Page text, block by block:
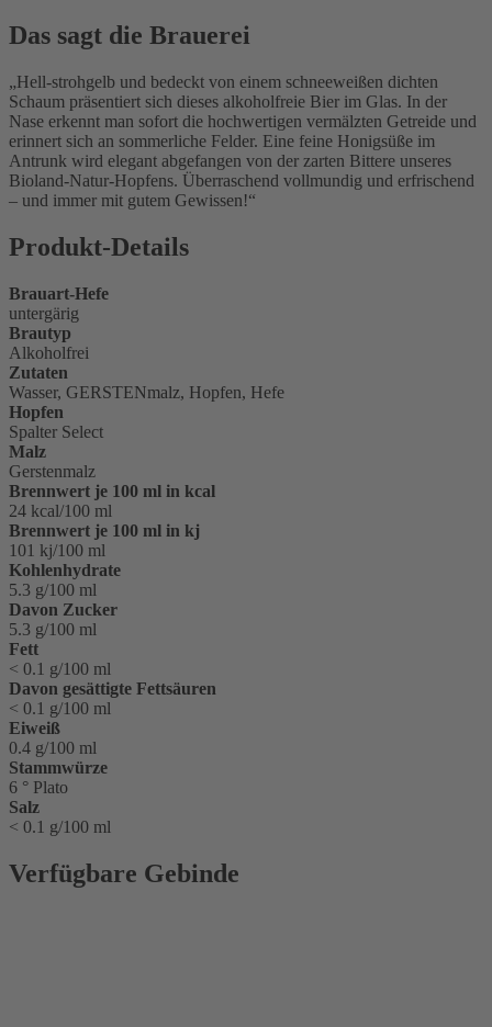
Das sagt die Brauerei
Hell-strohgelb und bedeckt von einem schneeweißen dichten
Schaum präsentiert sich dieses alkoholfreie Bier im Glas. In der
Nase erkennt man sofort die hochwertigen vermälzten Getreide und
erinnert sich an sommerliche Felder. Eine feine Honigsüße im
Antrunk wird elegant abgefangen von der zarten Bittere unseres
Bioland-Natur-Hopfens. Überraschend vollmundig und erfrischend
– und immer mit gutem Gewissen!
Produkt-Details
Brauart-Hefe
untergärig
Brautyp
Alkoholfrei
Zutaten
Wasser, GERSTENmalz, Hopfen, Hefe
Hopfen
Spalter Select
Malz
Gerstenmalz
Brennwert je 100 ml in kcal
24 kcal/100 ml
Brennwert je 100 ml in kj
101 kj/100 ml
Kohlenhydrate
5.3 g/100 ml
Davon Zucker
5.3 g/100 ml
Fett
< 0.1 g/100 ml
Davon gesättigte Fettsäuren
< 0.1 g/100 ml
Eiweiß
0.4 g/100 ml
Stammwürze
6 ° Plato
Salz
< 0.1 g/100 ml
Verfügbare Gebinde